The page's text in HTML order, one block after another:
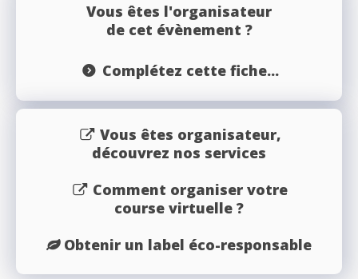
Vous êtes l'organisateur
de cet évènement ?
Complétez cette fiche...
Vous êtes organisateur,
découvrez nos services
Comment organiser votre
course virtuelle ?
Obtenir un label éco-responsable